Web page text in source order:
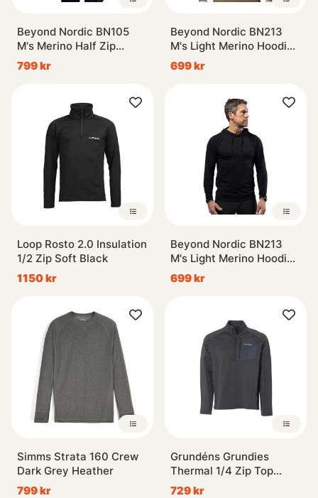
Beyond Nordic BN105
M's Merino Half Zip
Hoodie Onyx Black
799 kr
Beyond Nordic BN213
M's Light Merino Hoodie
Orion Blue
699 kr
Loop Rosto 2.0 Insulation
1/2 Zip Soft Black
1150 kr
Beyond Nordic BN213
M's Light Merino Hoodie
Onyx Black
699 kr
Simms Strata 160 Crew
Dark Grey Heather
799 kr
Grundéns Grundies
Thermal 1/4 Zip Top
Anchor
729 kr